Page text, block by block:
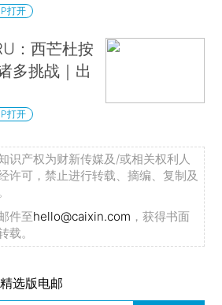
打开
：西芒杜按
多挑战｜出
打开
识产权为财新传媒及/或相关权利人
许可，禁止进行转载、摘编、复制及
件至hello@caixin.com ，获得书面
载。
选版电邮